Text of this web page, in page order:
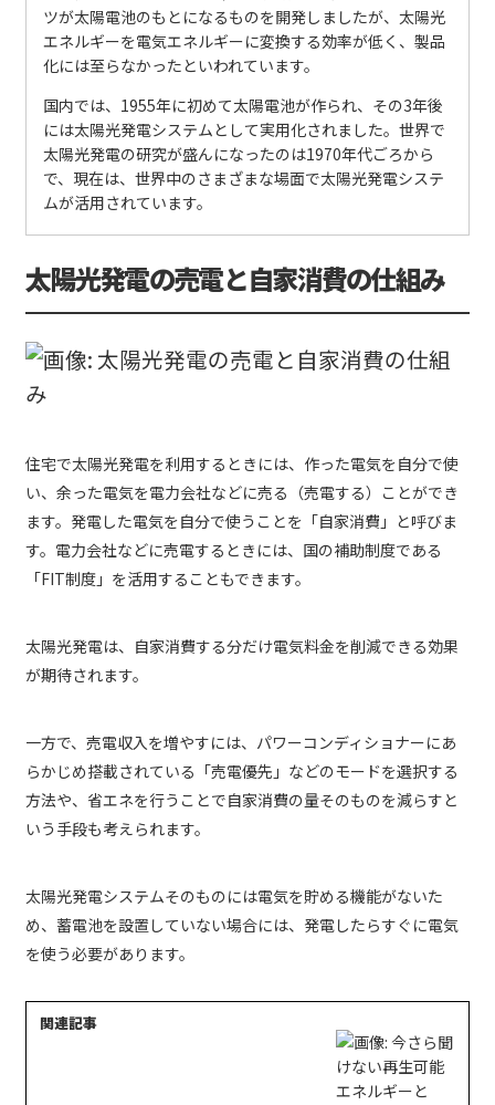
ツが太陽電池のもとになるものを開発しましたが、太陽光
エネルギーを電気エネルギーに変換する効率が低く、製品
化には至らなかったといわれています。
国内では、1955年に初めて太陽電池が作られ、その3年後
には太陽光発電システムとして実用化されました。世界で
太陽光発電の研究が盛んになったのは1970年代ごろから
で、現在は、世界中のさまざまな場面で太陽光発電システ
ムが活用されています。
太陽光発電の売電と自家消費の仕組み
住宅で太陽光発電を利用するときには、作った電気を自分で使
い、余った電気を電力会社などに売る（売電する）ことができ
ます。発電した電気を自分で使うことを「自家消費」と呼びま
す。電力会社などに売電するときには、国の補助制度である
「FIT制度」を活用することもできます。
太陽光発電は、自家消費する分だけ電気料金を削減できる効果
が期待されます。
一方で、売電収入を増やすには、パワーコンディショナーにあ
らかじめ搭載されている「売電優先」などのモードを選択する
方法や、省エネを行うことで自家消費の量そのものを減らすと
いう手段も考えられます。
太陽光発電システムそのものには電気を貯める機能がないた
め、蓄電池を設置していない場合には、発電したらすぐに電気
を使う必要があります。